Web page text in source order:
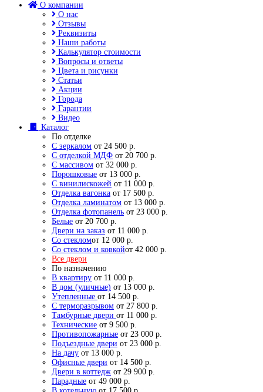
О компании
О нас
Отзывы
Реквизиты
Наши работы
Калькулятор стоимости
Вопросы и ответы
Цвета и рисунки
Статьи
Акции
Города
Гарантии
Видео
Каталог
По отделке
С зеркалом от 24 500 р.
С отделкой МДФ от 20 700 р.
С массивом от 32 000 р.
Порошковые от 13 000 р.
С винилискожей от 11 000 р.
Отделка вагонка от 17 500 р.
Отделка ламинатом от 13 000 р.
Отделка фотопанель от 23 000 р.
Белые от 20 700 р.
Двери на заказ от 11 000 р.
Со стекломот 12 000 р.
Со стеклом и ковкойот 42 000 р.
Все двери
По назначению
В квартиру от 11 000 р.
В дом (уличные) от 13 000 р.
Утепленные от 14 500 р.
С терморазрывом от 27 800 р.
Тамбурные двери от 11 000 р.
Технические от 9 500 р.
Противопожарные от 23 000 р.
Подъездные двери от 23 000 р.
На дачу от 13 000 р.
Офисные двери от 14 500 р.
Двери в коттедж от 29 900 р.
Парадные от 49 000 р.